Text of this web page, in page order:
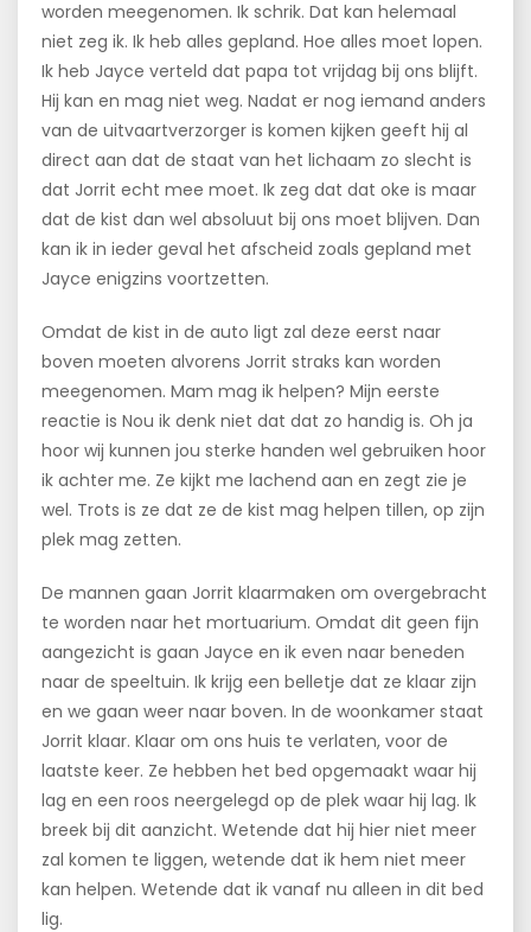
worden meegenomen. Ik schrik. Dat kan helemaal
niet zeg ik. Ik heb alles gepland. Hoe alles moet lopen.
Ik heb Jayce verteld dat papa tot vrijdag bij ons blijft.
Hij kan en mag niet weg. Nadat er nog iemand anders
van de uitvaartverzorger is komen kijken geeft hij al
direct aan dat de staat van het lichaam zo slecht is
dat Jorrit echt mee moet. Ik zeg dat dat oke is maar
dat de kist dan wel absoluut bij ons moet blijven. Dan
kan ik in ieder geval het afscheid zoals gepland met
Jayce enigzins voortzetten.
Omdat de kist in de auto ligt zal deze eerst naar
boven moeten alvorens Jorrit straks kan worden
meegenomen. Mam mag ik helpen? Mijn eerste
reactie is Nou ik denk niet dat dat zo handig is. Oh ja
hoor wij kunnen jou sterke handen wel gebruiken hoor
ik achter me. Ze kijkt me lachend aan en zegt zie je
wel. Trots is ze dat ze de kist mag helpen tillen, op zijn
plek mag zetten.
De mannen gaan Jorrit klaarmaken om overgebracht
te worden naar het mortuarium. Omdat dit geen fijn
aangezicht is gaan Jayce en ik even naar beneden
naar de speeltuin. Ik krijg een belletje dat ze klaar zijn
en we gaan weer naar boven. In de woonkamer staat
Jorrit klaar. Klaar om ons huis te verlaten, voor de
laatste keer. Ze hebben het bed opgemaakt waar hij
lag en een roos neergelegd op de plek waar hij lag. Ik
breek bij dit aanzicht. Wetende dat hij hier niet meer
zal komen te liggen, wetende dat ik hem niet meer
kan helpen. Wetende dat ik vanaf nu alleen in dit bed
lig.